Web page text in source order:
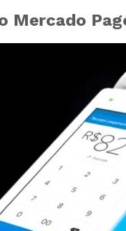
Mercado